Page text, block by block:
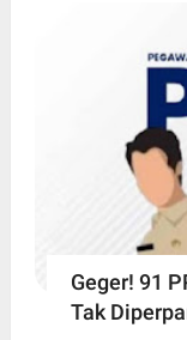
Geger! 91
Tak